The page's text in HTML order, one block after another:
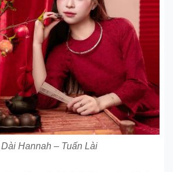
Hannah – Tuấn Lài